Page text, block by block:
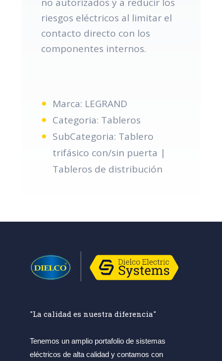
riesgos eléctricos al limitar el
contacto directo con los
componentes internos.
Marca: LEGRAND
Categoria: Tableros
SubCategoria: Tablero
trifásico con/sin puerta |
Tableros de distribución
"La calidad es nuestra diferencia"
Tenemos un amplio portafolio de sistemas
eléctricos de alta calidad y contamos con